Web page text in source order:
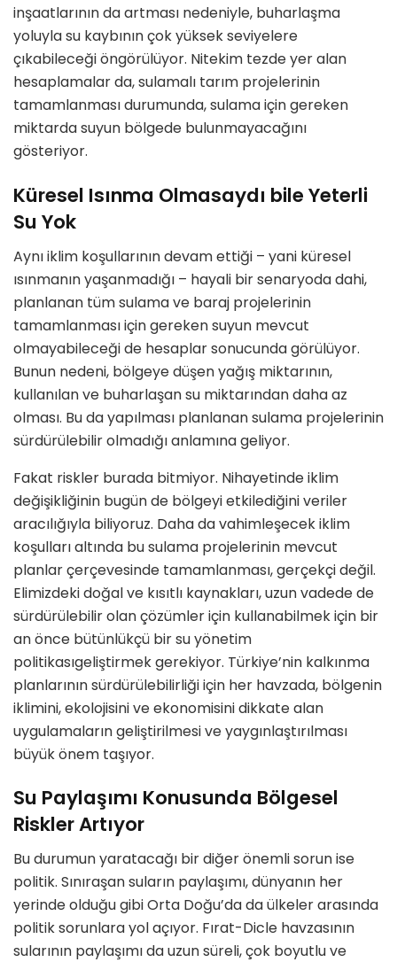
inşaatlarının da artması nedeniyle, buharlaşma
yoluyla su kaybınınçok yüksek seviyelere
çıkabileceğiöngörülüyor. Nitekim tezde yer alan
hesaplamalar da, sulamalı tarım projelerinin
tamamlanması durumunda, sulama içingereken
miktarda suyun bölgede bulunmayacağını
gösteriyor.
Küresel Isınma Olmasaydı bile Yeterli
Su Yok
Aynı iklim koşullarının devam ettiği – yani küresel
ısınmanın yaşanmadığı – hayali bir senaryoda dahi,
planlanan tüm sulama ve baraj projelerinin
tamamlanması için gereken suyun mevcut
olmayabileceği de hesaplar sonucunda görülüyor.
Bunun nedeni, bölgeye düşen yağış miktarının,
kullanılan ve buharlaşan su miktarından daha az
olması. Bu da yapılması planlanan sulama projelerinin
sürdürülebilir olmadığıanlamına geliyor.
Fakat riskler burada bitmiyor. Nihayetinde iklim
değişikliğinin bugün de bölgeyi etkilediğini veriler
aracılığıyla biliyoruz. Daha da vahimleşecek iklim
koşulları altında bu sulama projelerinin mevcut
planlar çerçevesinde tamamlanması, gerçekçi değil.
Elimizdeki doğal ve kısıtlı kaynakları, uzun vadede de
sürdürülebilir olan çözümler için kullanabilmek için bir
anönce bütünlükçü bir su yönetim
politikasıgeliştirmek gerekiyor. Türkiye’nin kalkınma
planlarının sürdürülebilirliği için her havzada, bölgenin
iklimini, ekolojisini ve ekonomisini dikkate alan
uygulamaların geliştirilmesi ve yaygınlaştırılması
büyükönem taşıyor.
Su Paylaşımı Konusunda Bölgesel
Riskler Artıyor
Bu durumun yaratacağı bir diğerönemli sorun ise
politik. Sınıraşan suların paylaşımı, dünyanın her
yerinde olduğu gibi Orta Doğu’da daülkeler arasında
politik sorunlara yol açıyor. Fırat-Dicle havzasının
sularının paylaşımı da uzun süreli, çok boyutlu ve